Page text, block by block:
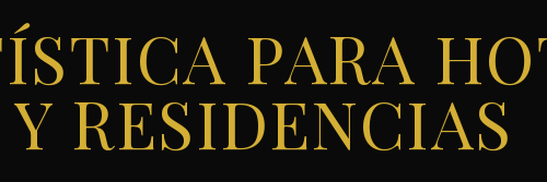
PARA
RESIDENCIAS